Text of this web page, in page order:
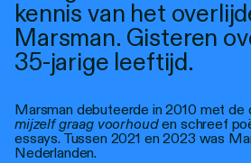
kennis van het
Marsman. Gisteren
35-jarige leeftijd.
Marsman debuteerde in 2010 met de
mijzelf graag voorhouden schreef
essays. Tussen 2021 en 2023 was
Nederlanden.